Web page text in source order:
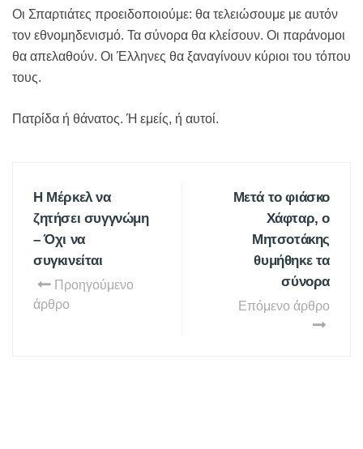
Οι Σπαρτιάτες προειδοποιούμε: θα τελειώσουμε με αυτόν
τον εθνομηδενισμό. Τα σύνορα θα κλείσουν. Οι παράνομοι
θα απελαθούν. Οι Έλληνες θα ξαναγίνουν κύριοι του τόπου
τους.
Πατρίδα ή θάνατος. Ή εμείς, ή αυτοί.
Η Μέρκελ να
ζητήσει συγγνώμη
– Όχι να
συγκινείται
Προηγούμενο
άρθρο
Μετά το φιάσκο
Χάφταρ, ο
Μητσοτάκης
θυμήθηκε τα
σύνορα
Επόμενο άρθρο